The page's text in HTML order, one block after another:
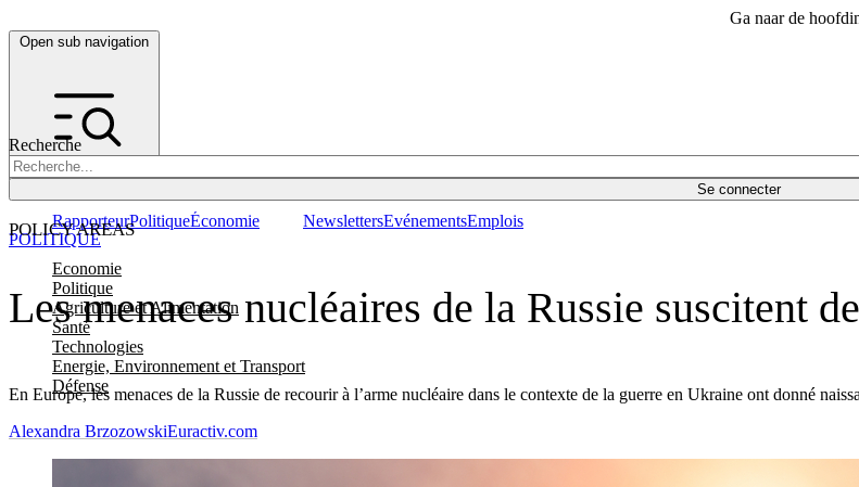
Ga naar de
Open sub navigation
Recherche
Se connecter
POLICY AREAS
Economie
Politique
Agriculture et Alimentation
Santé
Technologies
Energie, Environnement et Transport
Défense
RapporteurPolitiqueÉconomie NewslettersEvénementsEmplois
Les menaces nucléaires de la Russie suscitent
En Europe, les menaces de la Russie de recourir à l’arme nucléaire dans le contexte de la guerre en Ukraine ont donné
POLITIQUE
Alexandra BrzozowskiEuractiv.com